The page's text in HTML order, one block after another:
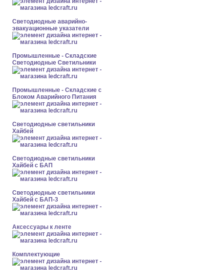
Светодиодные аварийно-
эвакуационные указатели
Промышленные - Складские
Светодиодные Светильники
Промышленные - Складские с
Блоком Аварийного Питания
Светодиодные светильники
Хайбей
Светодиодные светильники
Хайбей с БАП
Светодиодные светильники
Хайбей с БАП-3
Аксессуары к ленте
Комплектующие